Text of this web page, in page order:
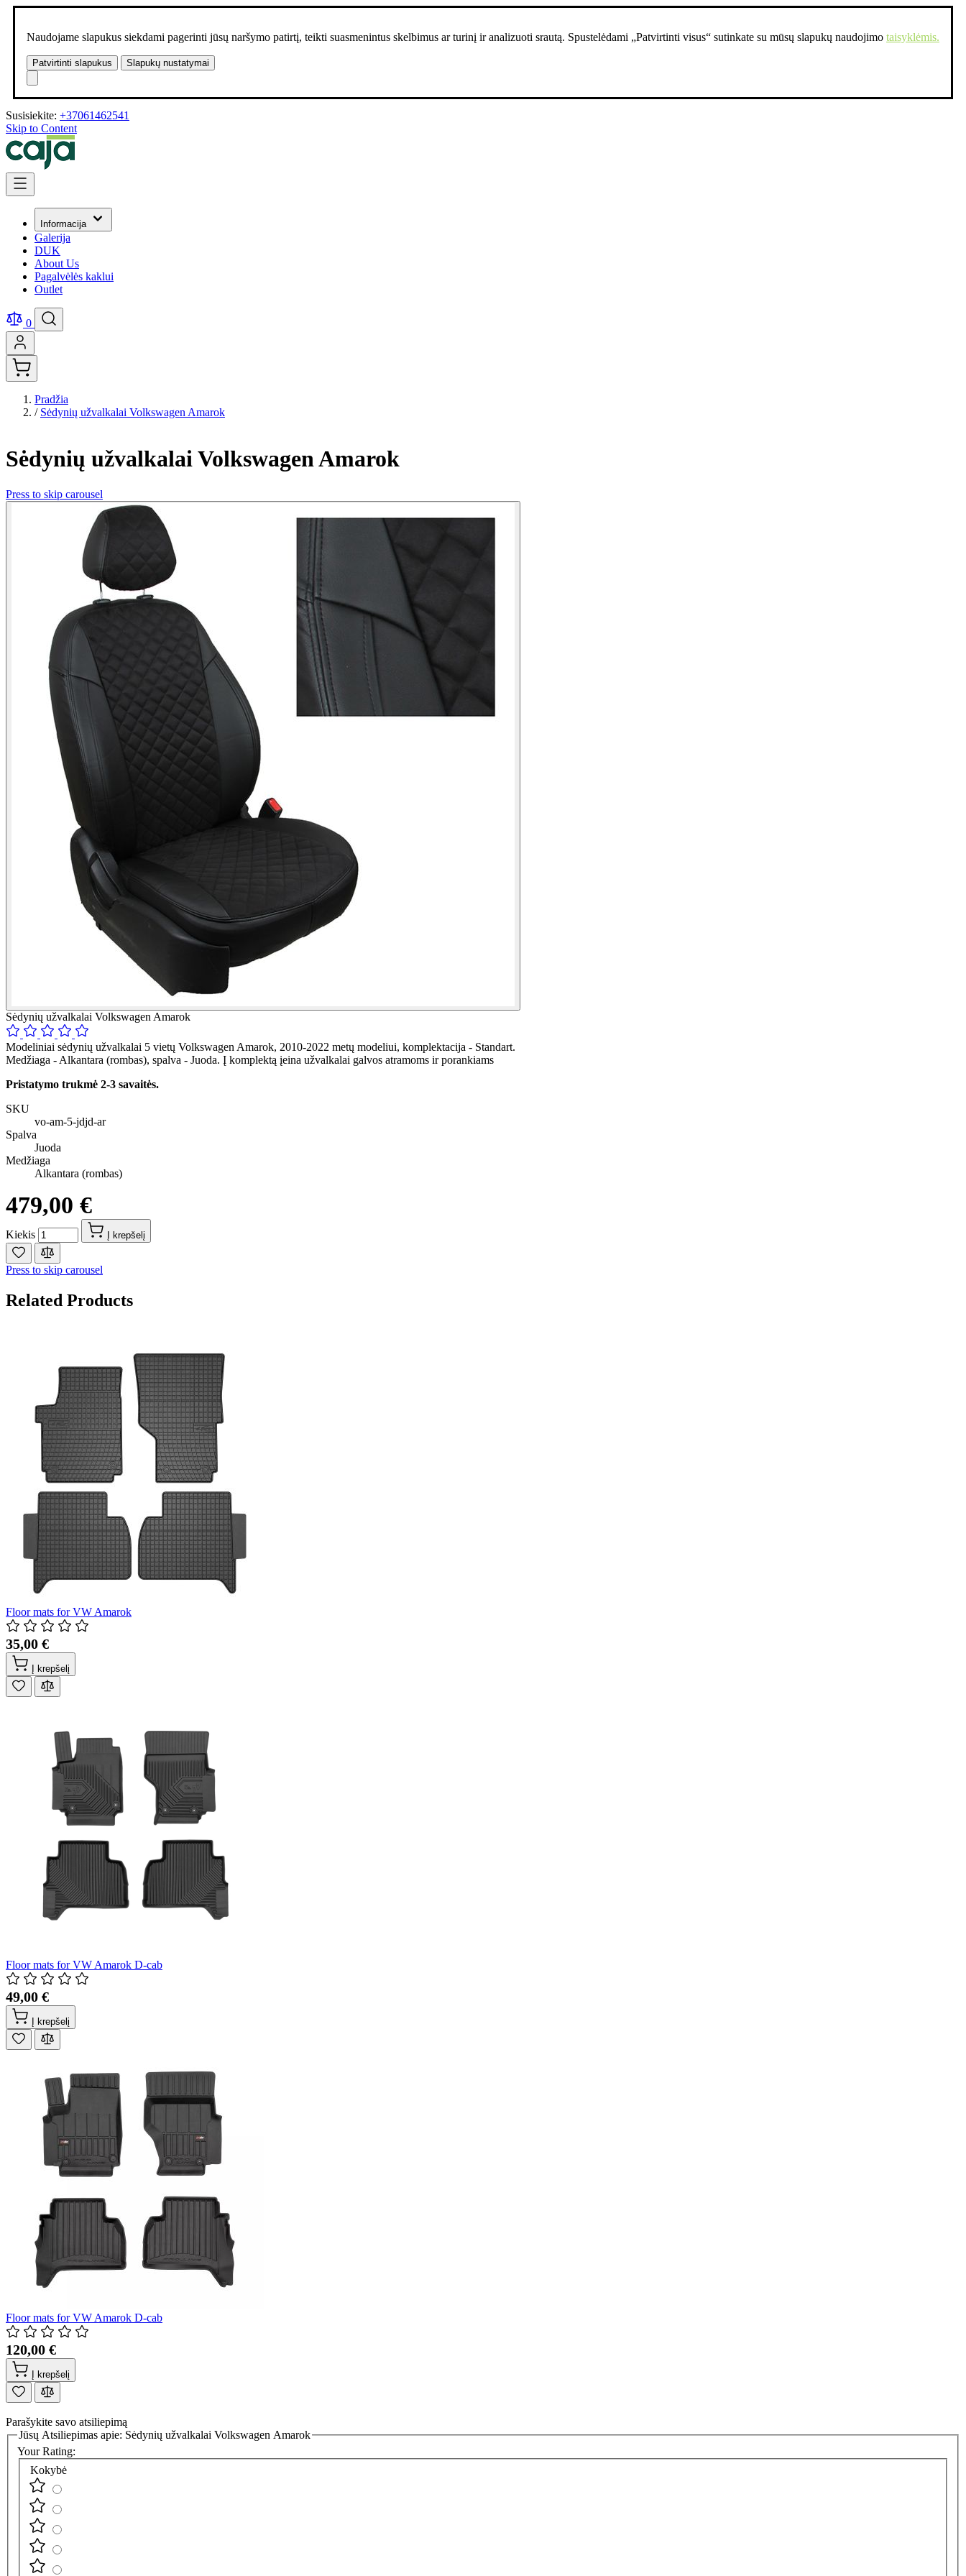
Naudojame slapukus siekdami pagerinti jūsų naršymo patirtį, teikti suasmenintus skelbimus ar turinį ir analizuoti srautą. Spustelėdami „Patvirtinti visus“ sutinkate su mūsų slapukų naudojimo taisyklėmis.
Patvirtinti slapukus Slapukų nustatymai
Susisiekite: +37061462541
Skip to Content
Informacija
Galerija
DUK
About Us
Pagalvėlės kaklui
Outlet
0
Pradžia
/ Sėdynių užvalkalai Volkswagen Amarok
Sėdynių užvalkalai Volkswagen Amarok
Press to skip carousel
Sėdynių užvalkalai Volkswagen Amarok
Modeliniai sėdynių užvalkalai 5 vietų Volkswagen Amarok, 2010-2022 metų modeliui, komplektacija - Standart.
Medžiaga - Alkantara (rombas), spalva - Juoda. Į komplektą įeina užvalkalai galvos atramoms ir porankiams
Pristatymo trukmė 2-3 savaitės.
SKU
vo-am-5-jdjd-ar
Spalva
Juoda
Medžiaga
Alkantara (rombas)
479,00 €
Kiekis Į krepšelį
Press to skip carousel
Related Products
Floor mats for VW Amarok
35,00 €
Į krepšelį
Floor mats for VW Amarok D-cab
49,00 €
Į krepšelį
Floor mats for VW Amarok D-cab
120,00 €
Į krepšelį
Parašykite savo atsiliepimą
Jūsų Atsiliepimas apie: Sėdynių užvalkalai Volkswagen Amarok
Your Rating:
Kokybė